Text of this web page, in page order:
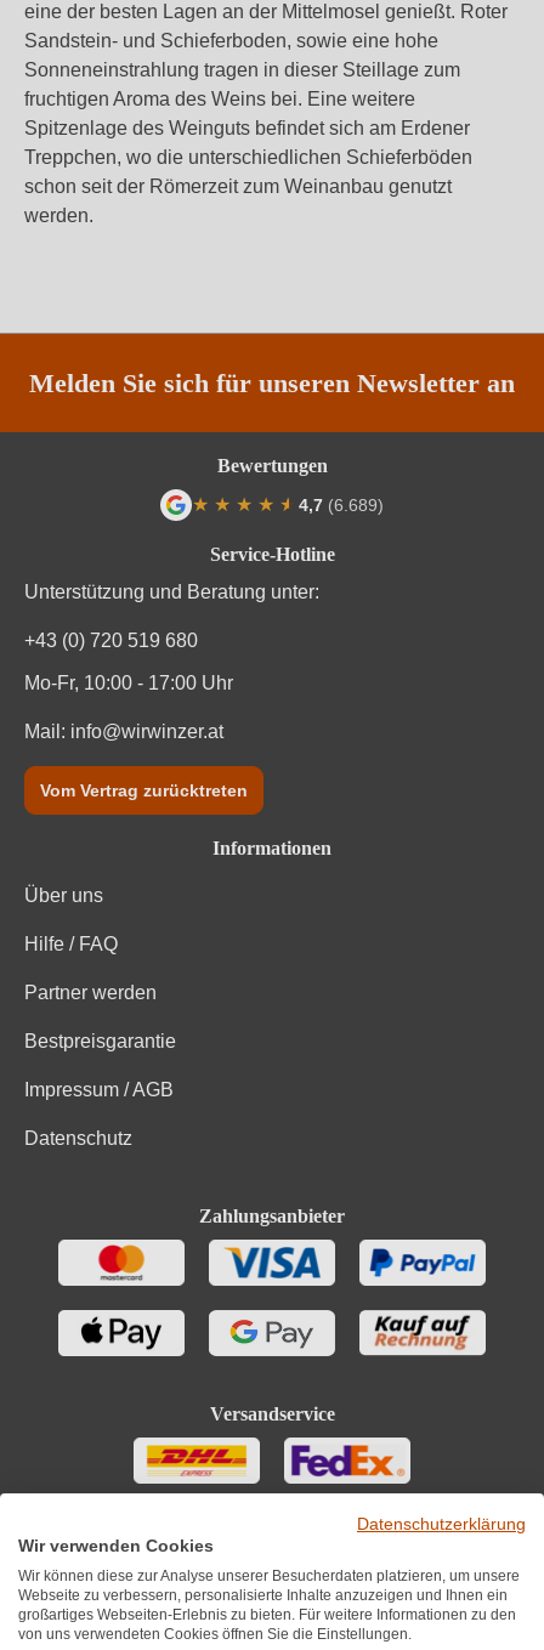
eine der besten Lagen an der Mittelmosel genießt. Roter
Sandstein- und Schieferboden, sowie eine hohe
Sonneneinstrahlung tragen in dieser Steillage zum
fruchtigen Aroma des Weins bei. Eine weitere
Spitzenlage des Weinguts befindet sich am Erdener
Treppchen, wo die unterschiedlichen Schieferböden
schon seit der Römerzeit zum Weinanbau genutzt
werden.
Melden Sie sich für unseren Newsletter an
Service-Hotline
Unterstützung und Beratung unter:
+43 (0) 720 519 680
Mo-Fr, 10:00 - 17:00 Uhr
Mail: info@wirwinzer.at
Vom Vertrag zurücktreten
Informationen
Über uns
Hilfe / FAQ
Partner werden
Bestpreisgarantie
Impressum / AGB
Datenschutz
Zahlungsanbieter
Versandservice
Bewertungen
★ ★ ★ ★ ★
★ 4,7 (6.689)
Datenschutzerklärung
Wir verwenden Cookies
Wir können diese zur Analyse unserer Besucherdaten platzieren, um unsere
Webseite zu verbessern, personalisierte Inhalte anzuzeigen und Ihnen ein
großartiges Webseiten-Erlebnis zu bieten. Für weitere Informationen zu den
von uns verwendeten Cookies öffnen Sie die Einstellungen.